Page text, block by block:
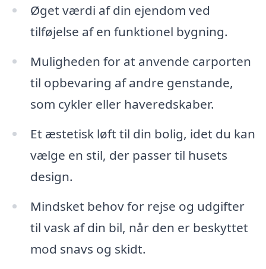
Øget værdi af din ejendom ved
tilføjelse af en funktionel bygning.
Muligheden for at anvende carporten
til opbevaring af andre genstande,
som cykler eller haveredskaber.
Et æstetisk løft til din bolig, idet du kan
vælge en stil, der passer til husets
design.
Mindsket behov for rejse og udgifter
til vask af din bil, når den er beskyttet
mod snavs og skidt.